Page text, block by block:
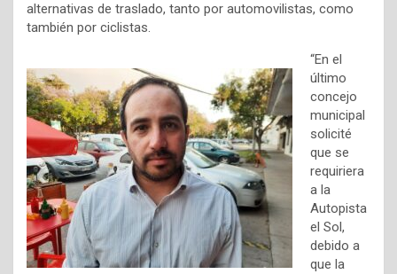
alternativas de traslado, tanto por automovilistas, como
también por ciclistas.
“En el
último
concejo
municipal
solicité
que se
requiriera
a la
Autopista
el Sol,
debido a
que la